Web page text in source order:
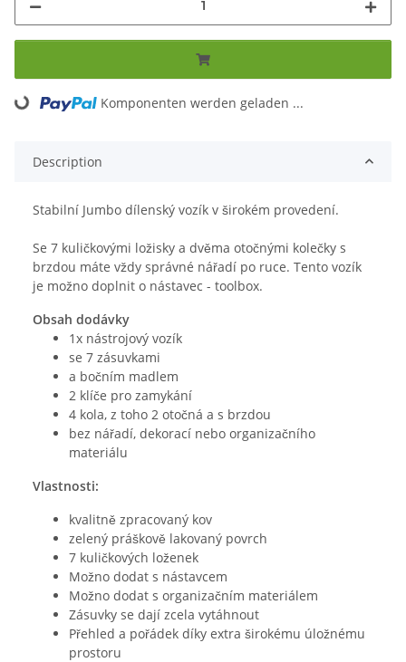
Loading... Komponenten werden geladen ...
Description
Stabilní Jumbo dílenský vozík v širokém provedení.
Se 7 kuličkovými ložisky a dvěma otočnými kolečky s
brzdou máte vždy správné nářadí po ruce. Tento vozík
je možno doplnit o nástavec - toolbox.
Obsah dodávky
1x nástrojový vozík
se 7 zásuvkami
a bočním madlem
2 klíče pro zamykání
4 kola, z toho 2 otočná a s brzdou
bez nářadí, dekorací nebo organizačního
materiálu
Vlastnosti:
kvalitně zpracovaný kov
zelený práškově lakovaný povrch
7 kuličkových loženek
Možno dodat s nástavcem
Možno dodat s organizačním materiálem
Zásuvky se dají zcela vytáhnout
Přehled a pořádek díky extra širokému úložnému
prostoru